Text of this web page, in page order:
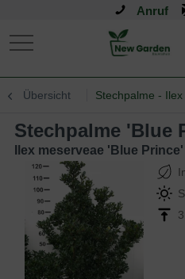
Anruf
Übersicht Stechpalme - Ilex
Stechpalme 'Blue
Ilex meserveae 'Blue Prince'